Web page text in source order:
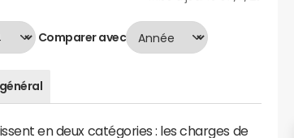
Comparer avec
en deux catégories : les charges de